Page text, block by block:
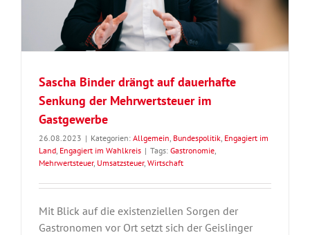
Sascha Binder drängt auf dauerhafte
Senkung der Mehrwertsteuer im
Gastgewerbe
26.08.2023 | Kategorien: Allgemein Bundespolitik Engagiert im
Land Engagiert im Wahlkreis | Tags: Gastronomie
Mehrwertsteuer, Umsatzsteuer, Wirtschaft
Mit Blick auf die existenziellen Sorgen der
Gastronomen vor Ort setzt sich der Geislinger